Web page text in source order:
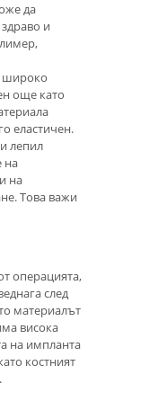
да
и
широко
още като
еластичен.
лепил
на
на
Това важи
операцията,
след
материалът
висока
на импланта
костният